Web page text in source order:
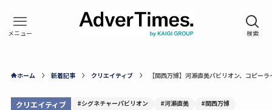
ホーム 新着記事 クリエイティブ 【関西万博】河瀨直美パビリオン、コピー
クリエイティブ #シグネチャーパビリオン #河瀨直美 #関西万博